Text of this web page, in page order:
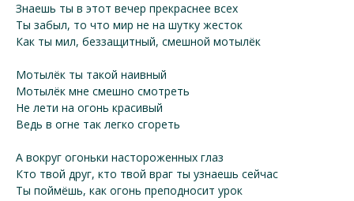
Знаешь ты в этот вечер прекраснее всех
Ты забыл, то что мир не на шутку жесток
Как ты мил, беззащитный, смешной мотылёк
Мотылёк ты такой наивный
Мотылёк мне смешно смотреть
Не лети на огонь красивый
Ведь в огне так легко сгореть
А вокруг огоньки настороженных глаз
Кто твой друг, кто твой враг ты узнаешь сейчас
Ты поймёшь, как огонь преподносит урок